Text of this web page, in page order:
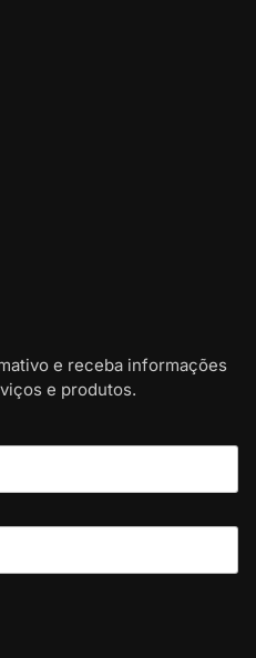
e receba informações
e produtos.